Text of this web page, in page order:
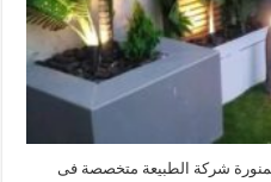
شركة الطبيعة متخصصة فى